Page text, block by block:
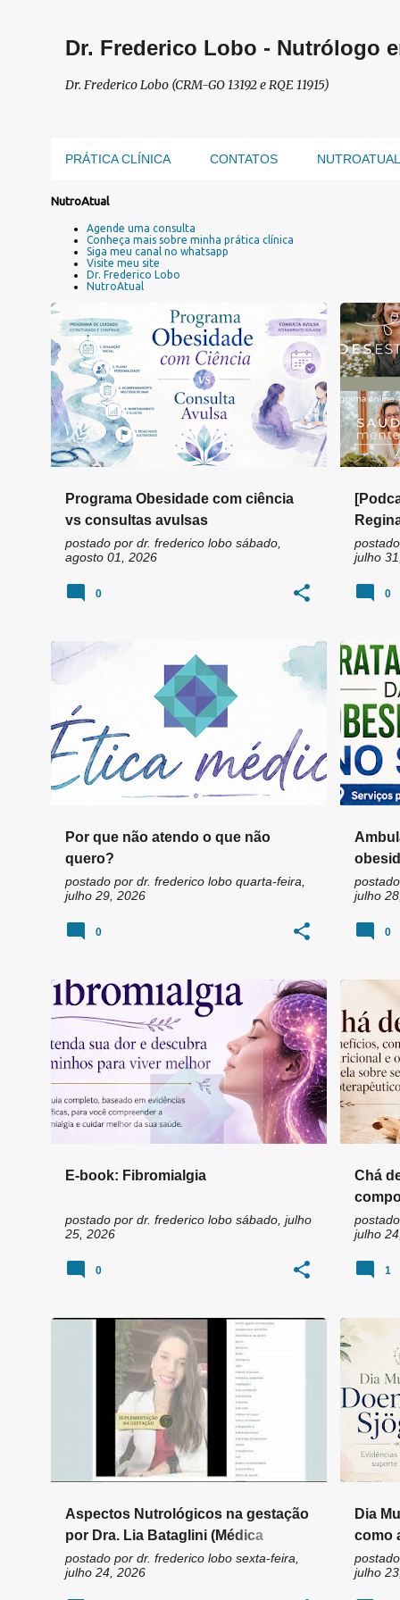
Dr. Frederico Lobo - Nutrólogo
Dr. Frederico Lobo (CRM-GO 13192 e RQE 11915)
PRÁTICA CLÍNICA CONTATOS NUTROATUAL
P
e
n
s
NutroAtual
Agende uma consulta
Conheça mais sobre minha prática clínica
Siga meu canal no whatsapp
Visite meu site
Dr. Frederico Lobo
NutroAtual
Programa Obesidade com ciência
vs consultas avulsas
postado por dr. frederico lobo sábado,
agosto 01, 2026
PLANO DE TRATAMENTO DA OBESIDADE +3
0
julho
0
Por que não atendo o que não
quero?
postado por dr. frederico lobo quarta-feira,
julho 29, 2026
ATENDIMENTO HUMANIZADO + 4
0
julho
0
E-book: Fibromialgia
postado por dr. frederico lobo sábado, julho
25, 2026
ALIMENTAÇÃO E FIBROMIALGIA +1
0
Chá
julho
1
Aspectos Nutrológicos na gestação
por Dra. Lia Bataglini (Médica
Nutróloga)
postado por dr. frederico lobo sexta-feira,
julho 24, 2026
Dia
como
julho